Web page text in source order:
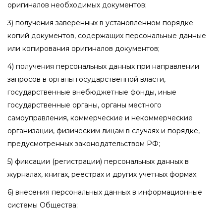
оригиналов необходимых документов;
3) получения заверенных в установленном порядке
копий документов, содержащих персональные данные
или копирования оригиналов документов;
4) получения персональных данных при направлении
запросов в органы государственной власти,
государственные внебюджетные фонды, иные
государственные органы, органы местного
самоуправления, коммерческие и некоммерческие
организации, физическим лицам в случаях и порядке,
предусмотренных законодательством РФ;
5) фиксации (регистрации) персональных данных в
журналах, книгах, реестрах и других учетных формах;
6) внесения персональных данных в информационные
системы Общества;